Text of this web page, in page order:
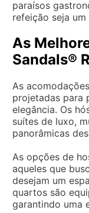
paraísos
refeição seja
As
Sandals®
As
projetadas para
elegância. Os
suítes de luxo,
panorâmicas
As opções de
aqueles que
desejam um
quartos são
garantindo uma